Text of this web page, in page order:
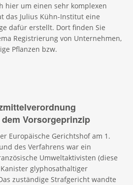
hier um einen sehr komplexen
das Julius Kühn-Institut eine
dafür erstellt. Dort finden Sie
Registrierung von Unternehmen,
Pflanzen bzw.
Vorsorgeprinzip
Europäische Gerichtshof am 1.
des Verfahrens war ein
Umweltaktivisten (diese
glyphosathaltiger
zuständige Strafgericht wandte